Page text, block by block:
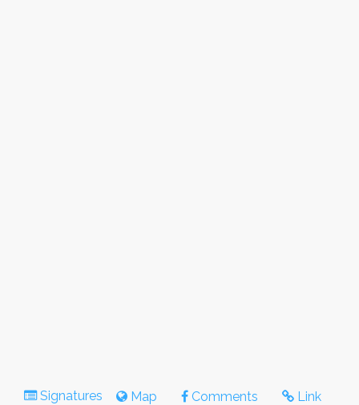
Signatures Map Comments Link